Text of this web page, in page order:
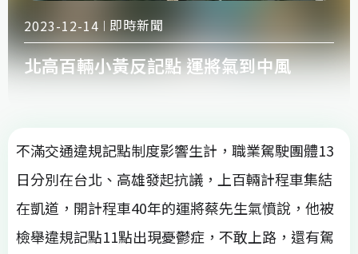
2023-12-14 即時新聞
北高百輛小黃反記點 運將氣到中風
不滿交通違規記點制度影響生計，職業駕駛團體13
日分別在台北、高雄發起抗議，上百輛計程車集結
在凱道，開計程車40年的運將蔡先生氣憤說，他被
檢舉違規記點11點出現憂鬱症，不敢上路，還有駕